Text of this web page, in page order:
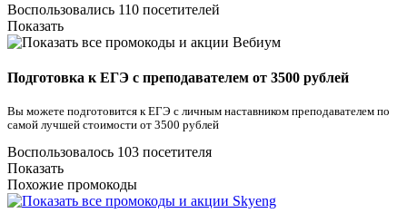
Воспользовались 110 посетителей
Показать
Подготовка к ЕГЭ с преподавателем от 3500 рублей
Вы можете подготовится к ЕГЭ с личным наставником преподавателем по
самой лучшей стоимости от 3500 рублей
Воспользовалось 103 посетителя
Показать
Похожие промокоды